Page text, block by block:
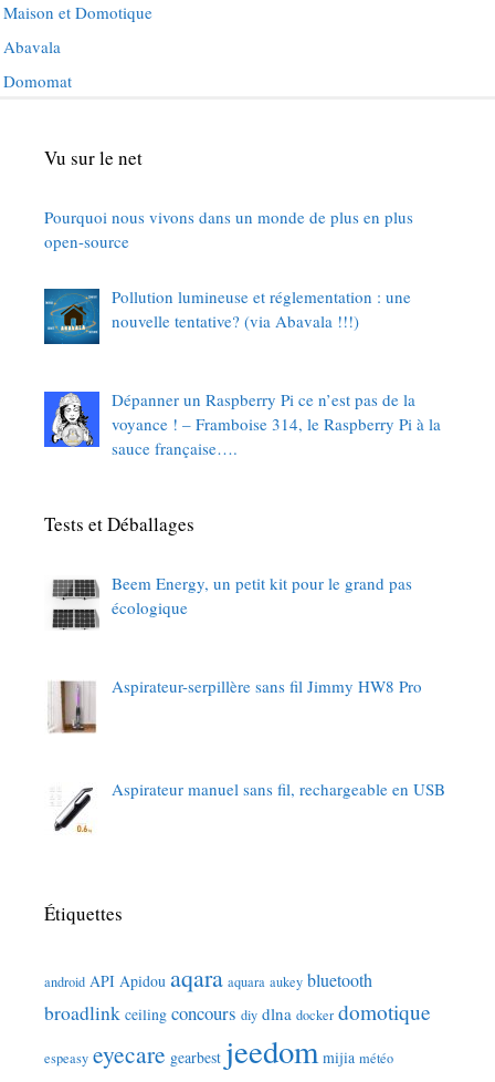
Maison et Domotique
Abavala
Domomat
Vu sur le net
Pourquoi nous vivons dans un monde de plus en plus
open-source
Pollution lumineuse et réglementation : une
nouvelle tentative? (via Abavala !!!)
Dépanner un Raspberry Pi ce n’est pas de la
voyance ! – Framboise 314, le Raspberry Pi à la
sauce française….
Tests et Déballages
Beem Energy, un petit kit pour le grand pas
écologique
Aspirateur-serpillère sans fil Jimmy HW8 Pro
Aspirateur manuel sans fil, rechargeable en USB
Étiquettes
android API Apidou aqara aquara aukey bluetooth
broadlink ceiling concours diy dlna docker domotique
espeasy eyecare gearbest jeedom mijia météo